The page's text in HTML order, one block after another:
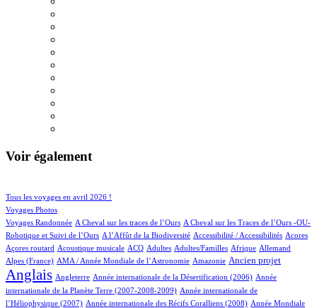
Voir également
Tous les voyages en avril 2026 !
79/558
Voyages Photos
65/558
Voyages Randonnée
4/558 A Cheval sur les traces de l’Ours
4/558
A Cheval sur les Traces de l’Ours -OU-
Robotique et Suivi de l’Ours
2/558 A l’Affût de la Biodiversité
1/558 Accessibilité / Accessibilités
2/558 Acores
1/558
Açores routard
1/558 Acoustique musicale
39/558 ACQ
18/558 Adultes
15/558 Adultes/Familles
3/558 Afrique
25/558 Allemand
20/558
Alpes (France)
11/558 AMA / Année Mondiale de l’Astronomie
2/558 Amazonie
188/558 Ancien projet
431/558
Anglais
66/558 Angleterre
6/558 Année internationale de la Désertification (2006)
13/558
Année
internationale de la Planète Terre (2007-2008-2009)
4/558
Année internationale de
l’Héliophysique (2007)
1/558 Année internationale des Récifs Coralliens (2008)
11/558 Année Mondiale